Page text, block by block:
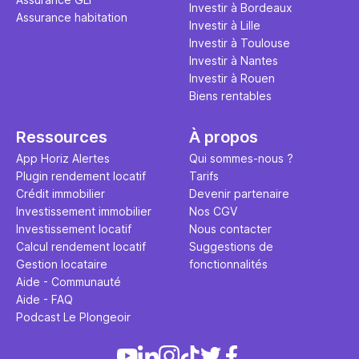
Assurance habitation
Investir à Bordeaux
Investir à Lille
Investir à Toulouse
Investir à Nantes
Investir à Rouen
Biens rentables
Ressources
App Horiz Alertes
Plugin rendement locatif
Crédit immobilier
Investissement immobilier
Investissement locatif
Calcul rendement locatif
Gestion locataire
Aide - Communauté
Aide - FAQ
Podcast Le Plongeoir
À propos
Qui sommes-nous ?
Tarifs
Devenir partenaire
Nos CGV
Nous contacter
Suggestions de
fonctionnalités